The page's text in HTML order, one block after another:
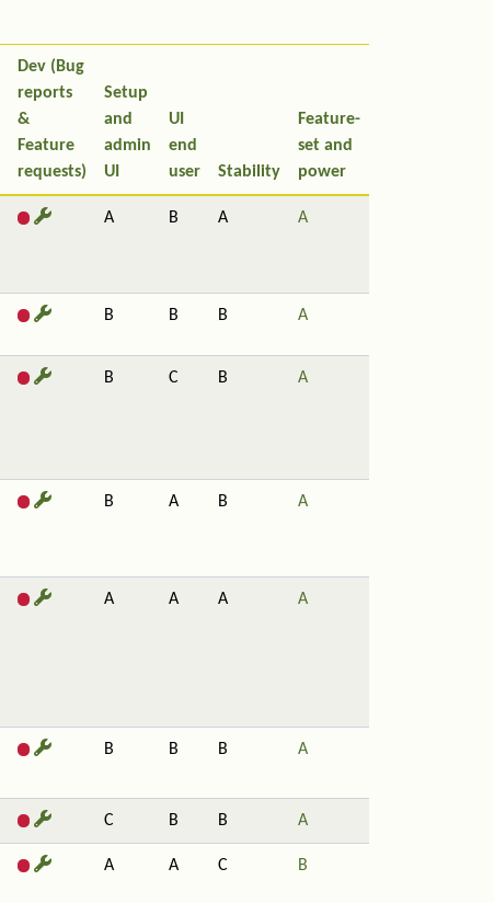
Dev (Bug
reports
&
Feature
requests)
Setup
and
admin
UI
UI
end
user
Stability
Feature-
set and
power
A B A A
B B B A
B C B A
B A B A
A A A A
B B B A
C B B A
A A C B